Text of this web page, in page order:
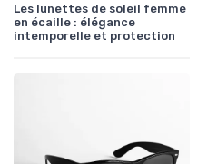
Les lunettes de soleil femme
en écaille : élégance
intemporelle et protection